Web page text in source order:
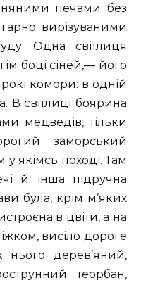
печами без
вирізуваними
Одна світлиця
боці сіней,— його
комори: в одній
В світлиці боярина
медведів, тільки
заморський
якімсь поході. Там
й інша підручна
була, крім м’яких
в цвіти, а на
висіло дороге
нього дерев’яний,
теорбан,